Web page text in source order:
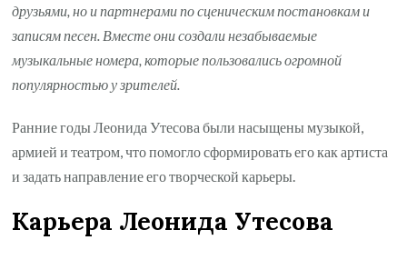
друзьями, но и партнерами по сценическим постановкам и
записям песен. Вместе они создали незабываемые
музыкальные номера, которые пользовались огромной
популярностью у зрителей.
Ранние годы Леонида Утесова были насыщены музыкой,
армией и театром, что помогло сформировать его как артиста
и задать направление его творческой карьеры.
Карьера Леонида Утесова